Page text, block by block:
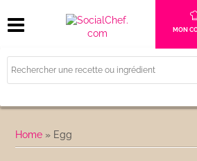
MON
Home » Egg